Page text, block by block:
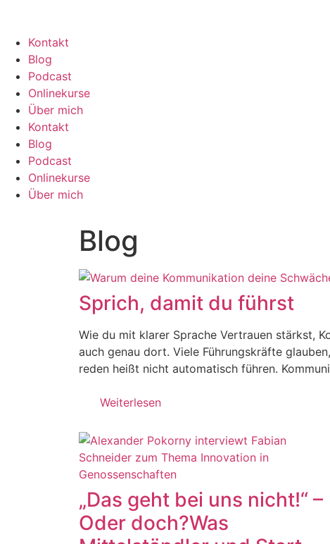
Kontakt
Blog
Podcast
Onlinekurse
Über mich
Kontakt
Blog
Podcast
Onlinekurse
Über mich
Blog
Sprich, damit du führst
Wie du mit klarer Sprache Vertrauen stärkst,
auch genau dort. Viele Führungskräfte
reden heißt nicht automatisch führen.
Weiterlesen
„Das geht bei uns nicht!“ –
Oder doch?Was